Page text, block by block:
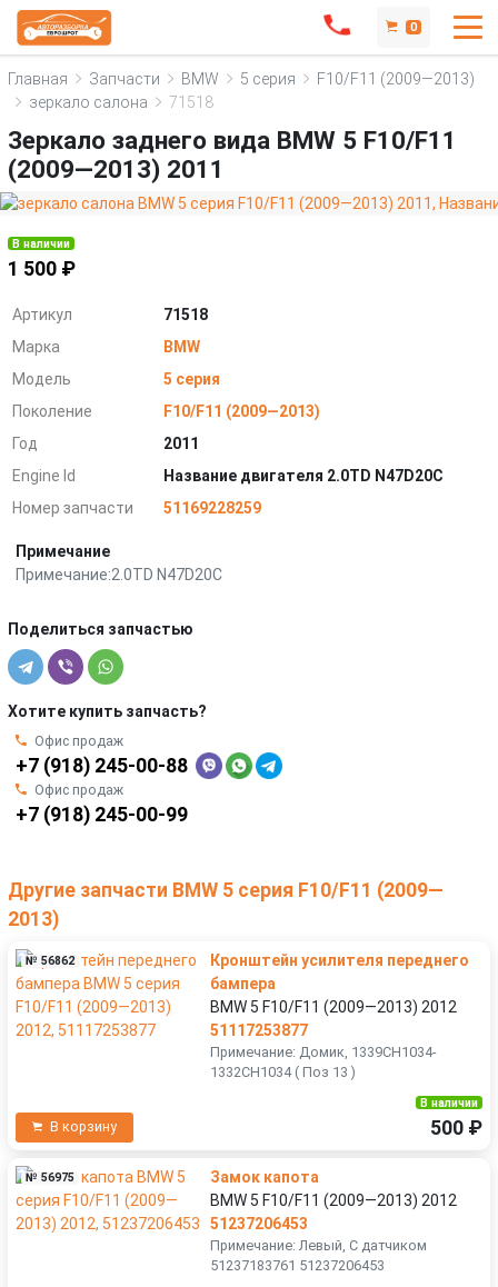
0
Главная Запчасти BMW 5 серия
F10/F11 (2009—2013)
зеркало салона
71518
Зеркало заднего вида BMW 5 F10/F11
(2009—2013) 2011
В наличии
1 500 ₽
Артикул
71518
Марка
BMW
Модель
5 серия
Поколение
F10/F11 (2009—2013)
Год
2011
Engine Id
Название двигателя 2.0TD N47D20C
Номер запчасти
51169228259
Примечание
Примечание:2.0TD N47D20C
Поделиться запчастью
Хотите купить запчасть?
Офис продаж
+7 (918) 245-00-88
Офис продаж
+7 (918) 245-00-99
Другие запчасти BMW 5 серия F10/F11 (2009—
2013)
№ 56862
Кронштейн усилителя переднего
бампера
BMW 5 F10/F11 (2009—2013) 2012
51117253877
Примечание: Домик, 1339CH1034-
1332CH1034 ( Поз 13 )
В корзину
В наличии
500 ₽
№ 56975
Замок капота
BMW 5 F10/F11 (2009—2013) 2012
51237206453
Примечание: Левый, С датчиком
51237183761 51237206453